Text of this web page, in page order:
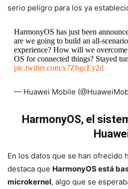
serio peligro para los ya
HarmonyOS has just been
are we going to build an all-
experience? How will we
OS for connected things? Stayed
pic.twitter.com/x7ZbgcEy2d
— Huawei Mobile
HarmonyOS, el
En los datos que se han ofrecido
destaca que HarmonyOS está
microkernel, algo que se